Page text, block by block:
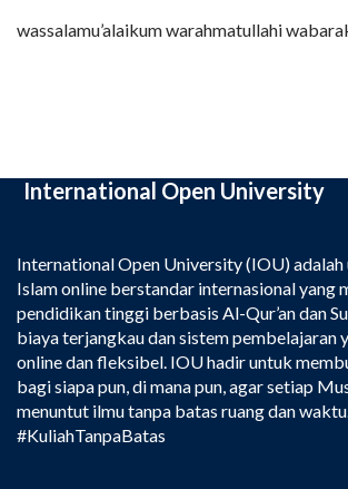
wassalamu’alaikum warahmatullahi
International Open University
International Open University (IOU) adalah
Islam online berstandar internasional yang
pendidikan tinggi berbasis Al-Qur’an dan
biaya terjangkau dan sistem pembelajaran
online dan fleksibel. IOU hadir untuk
bagi siapa pun, di mana pun, agar setiap
menuntut ilmu tanpa batas ruang dan waktu.
#KuliahTanpaBatas